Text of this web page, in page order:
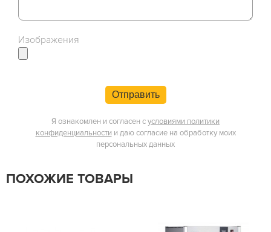
Изображения
Отправить
Я ознакомлен и согласен сусловиями политики
конфиденциальности и даю согласие на обработку моих
персональных данных
ПОХОЖИЕ ТОВАРЫ